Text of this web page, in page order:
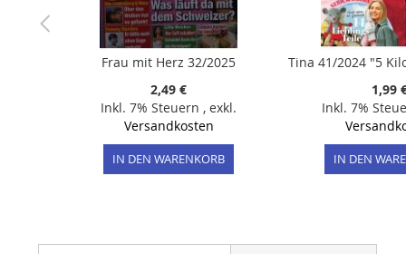
Frau mit Herz 32/2025
2,49 €
Inkl. 7% Steuern , exkl.
Versandkosten
IN DEN WARENKORB
1,99
Inkl. 7%
IN DEN